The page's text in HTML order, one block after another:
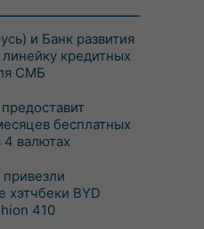
и Банк развития
кредитных
СМБ
бесплатных
валютах
хэтчбеки BYD
410